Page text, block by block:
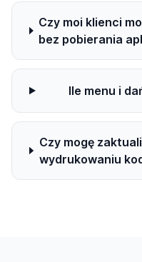
Czy moi klienci
bez pobierania
Ile menu i
Czy mogę
wydrukowaniu